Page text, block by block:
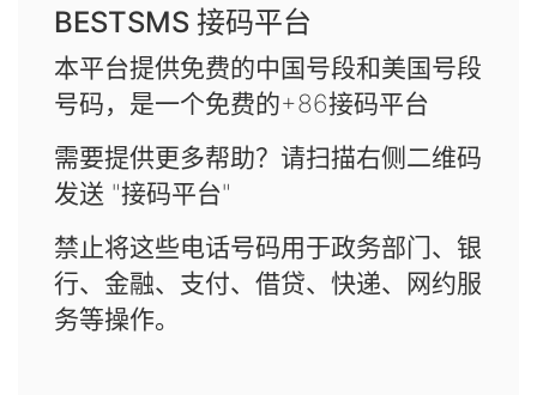
BESTSMS 接码平台
本平台提供免费的中国号段和美国号段
号码，是一个免费的+86接码平台
需要提供更多帮助？请扫描右侧二维码
发送 "接码平台"
禁止将这些电话号码用于政务部门、银
行、金融、支付、借贷、快递、网约服
务等操作。